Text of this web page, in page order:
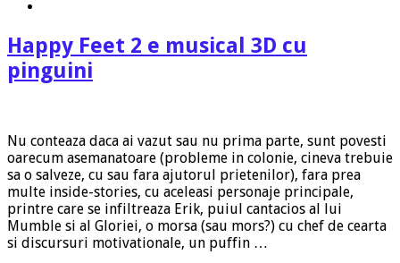
Happy Feet 2 e musical 3D cu
pinguini
Nu conteaza daca ai vazut sau nu prima parte, sunt povesti
oarecum asemanatoare (probleme in colonie, cineva trebuie
sa o salveze, cu sau fara ajutorul prietenilor), fara prea
multe inside-stories, cu aceleasi personaje principale,
printre care se infiltreaza Erik, puiul cantacios al lui
Mumble si al Gloriei, o morsa (sau mors?) cu chef de cearta
si discursuri motivationale, un puffin …